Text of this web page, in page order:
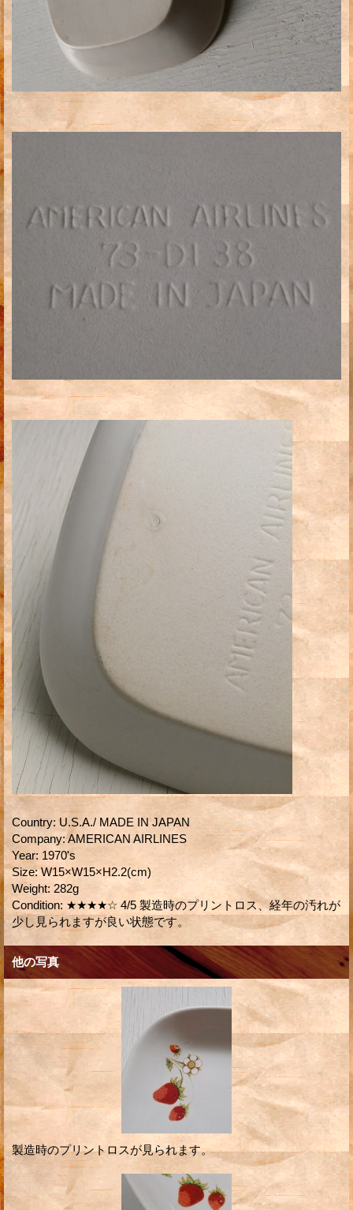
Country: U.S.A./ MADE IN JAPAN
Company: AMERICAN AIRLINES
Year: 1970's
Size: W15×W15×H2.2(cm)
Weight: 282g
Condition: ★★★★☆ 4/5 製造時のプリントロス、経年の汚れが
少し見られますが良い状態です。
他の写真
製造時のプリントロスが見られます。